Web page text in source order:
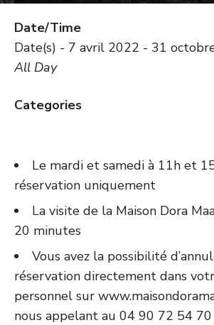
Date/Time
Date(s) - 7 avril 2022 - 31
All Day
Categories
Le mardi et samedi à 11h et
réservation uniquement
La visite de la Maison Dora
20 minutes
Vous avez la possibilité
réservation directement dans
personnel sur
nous appelant au 04 90 72 54 70